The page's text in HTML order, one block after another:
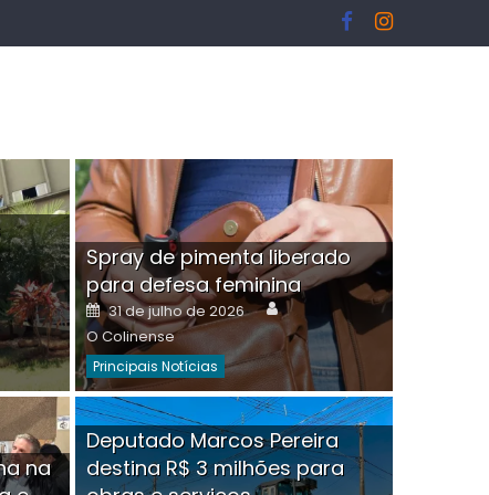
Martins Tristão é
mascarado
Spray de pimenta liberado
para defesa feminina
Posted
on
31 de julho de 2026 Author
O Colinense
Principais Notícias
na
Deputado Marcos Pereira
destina R$ 3 milhões para